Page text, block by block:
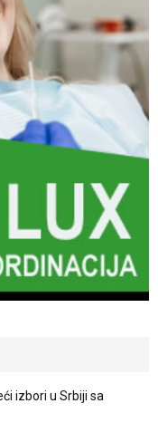
izbori u Srbiji sa